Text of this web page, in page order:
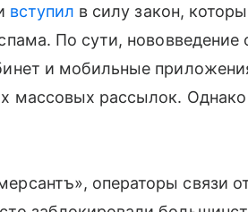
вступил в силу закон,
По сути, нововведение
и мобильные
массовых рассылок.
операторы связи